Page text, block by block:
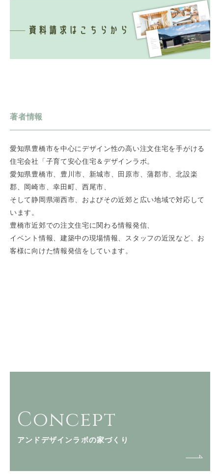
著者情報
愛知県豊橋市を中心にデザイン性の高い注文住宅を手がける
住宅会社「子育て安心住宅＆デザインラボ。
愛知県豊橋市、豊川市、新城市、田原市、蒲郡市、北設楽
郡、岡崎市、幸田町、西尾市、
そして静岡県湖西市、およびその近郊と広い地域で対応して
います。
豊橋市近郊での注文住宅に関わる情報発信、
イベント情報、建築中の現場情報、スタッフの近況など、お
客様に向けた情報発信をしています。
Concept
アンドデザインラボの家づくり